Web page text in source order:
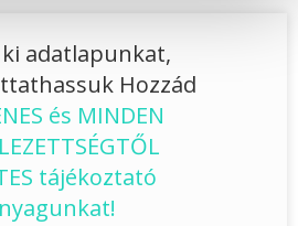
adatlapunkat,
Hozzád
és MINDEN
tájékoztató